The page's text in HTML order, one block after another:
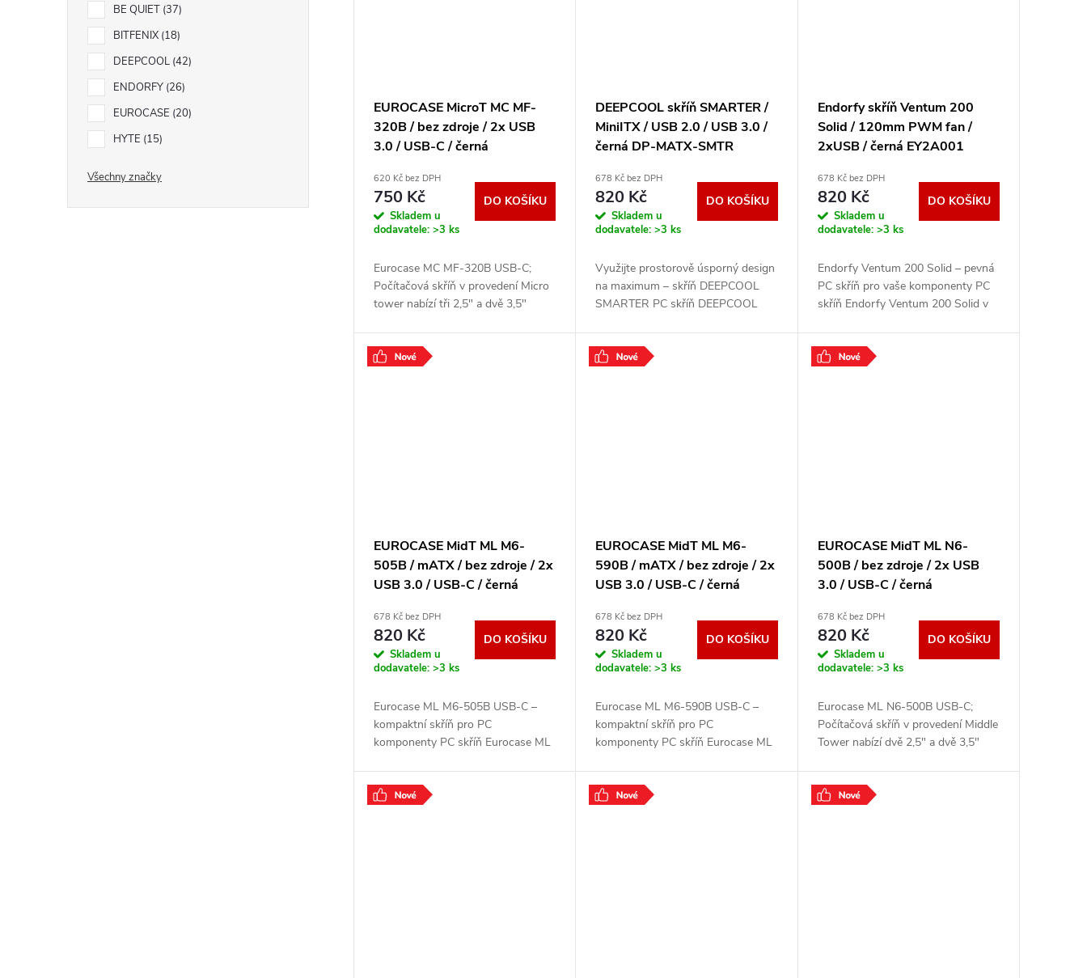
BE QUIET 37
BITFENIX 18
DEEPCOOL 42
ENDORFY 26
EUROCASE 20
HYTE 15
Všechny značky
EUROCASE MicroT MC MF-
320B / bez zdroje / 2x USB
3.0 / USB-C / černá
620 Kč bez DPH
750 Kč
Skladem u
dodavatele: >3 ks
DO KOŠÍKU
Eurocase MC MF-320B USB-C;
Počítačová skříň v provedení Micro
tower nabízí tři 2,5" a dvě 3,5"
USB 3.0 porty,
DEEPCOOL skříň SMARTER /
MiniITX / USB 2.0 / USB 3.0 /
černá DP-MATX-SMTR
678 Kč bez DPH
820 Kč
Skladem u
dodavatele:>3 ks
DO KOŠÍKU
Využijte prostorově úsporný design
na maximum – skříň DEEPCOOL
SMARTER PC skříň DEEPCOOL
velikost přináší vysokou
Endorfy skříň Ventum 200
Solid / 120mm PWM fan /
2xUSB / černá EY2A001
678 Kč bez DPH
820 Kč
Skladem u
dodavatele: >3 ks
DO KOŠÍKU
Endorfy Ventum 200 Solid – pevná
PC skříň pro vaše komponenty PC
skříň Endorfy Ventum 200 Solid v
výkonným komponentům
EUROCASE MidT ML M6-
505B / mATX / bez zdroje / 2x
USB 3.0 / USB-C / černá
678 Kč bez DPH
820 Kč
Skladem u
dodavatele: >3 ks
DO KOŠÍKU
Eurocase ML M6-505B USB-C –
kompaktní skříň pro PC
komponenty PC skříň Eurocase ML
poskytne ideální zázemí
EUROCASE MidT ML M6-
590B / mATX / bez zdroje / 2x
USB 3.0 / USB-C / černá
678 Kč bez DPH
820 Kč
Skladem u
dodavatele:>3 ks
DO KOŠÍKU
Eurocase ML M6-590B USB-C –
kompaktní skříň pro PC
komponenty PC skříň Eurocase ML
poskytne ideální zázemí
EUROCASE MidT ML N6-
500B / bez zdroje / 2x USB
3.0 / USB-C / černá
678 Kč bez DPH
820 Kč
Skladem u
dodavatele: >3 ks
DO KOŠÍKU
Eurocase ML N6-500B USB-C;
Počítačová skříň v provedení Middle
Tower nabízí dvě 2,5" a dvě 3,5"
USB 3.0 porty,